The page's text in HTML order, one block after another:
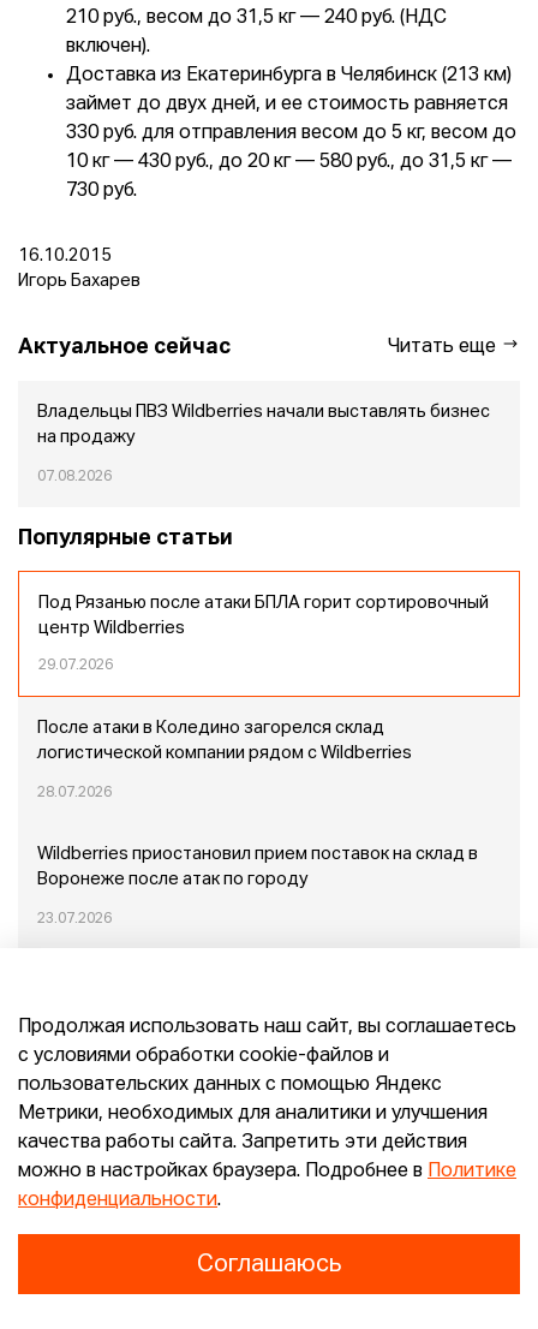
210 руб., весом до 31,5 кг — 240 руб. (НДС
включен).
Доставка из Екатеринбурга в Челябинск (213 км)
займет до двух дней, и ее стоимость равняется
330 руб. для отправления весом до 5 кг, весом до
10 кг — 430 руб., до 20 кг — 580 руб., до 31,5 кг —
730 руб.
16.10.2015
Игорь Бахарев
Актуальное сейчас Читать еще
Владельцы ПВЗ Wildberries начали выставлять бизнес
на продажу
07.08.2026
Популярные статьи
Под Рязанью после атаки БПЛА горит сортировочный
центр Wildberries
29.07.2026
После атаки в Коледино загорелся склад
логистической компании рядом с Wildberries
28.07.2026
Wildberries приостановил прием поставок на склад в
Воронеже после атак по городу
23.07.2026
Конец эпохи маркетплейсов: прогнозы сооснователя
Mr.Doors Максима Валецкого
26.06.2026
КонфиденциальностьСогласие
Продолжая использовать наш сайт, вы соглашаетесь
с условиями обработки cookie-файлов и
пользовательских данных с помощью Яндекс
Метрики, необходимых для аналитики и улучшения
качества работы сайта. Запретить эти действия
можно в настройках браузера. Подробнее в
Политике
конфиденциальности.
Соглашаюсь